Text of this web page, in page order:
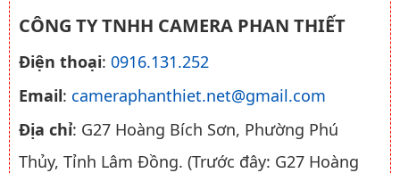
CÔNG TY TNHH CAMERA PHAN THIẾT
Điện thoại: 0916.131.252
Email: cameraphanthiet.net@gmail.com
Địa chỉ: G27 Hoàng Bích Sơn, Phường Phú
Thủy, Tỉnh Lâm Đồng. (Trước đây: G27 Hoàng